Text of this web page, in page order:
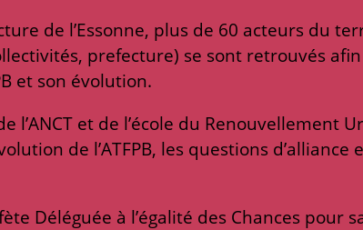
de l’Essonne, plus de 60 acteurs du
prefecture) se sont retrouvés afin
et son évolution.
l’ANCT et de l’école du Renouvellement
de l’ATFPB, les questions d’alliance
Déléguée à l’égalité des Chances pour